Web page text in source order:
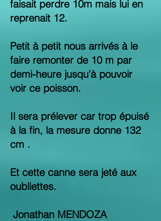
faisait perdre 10m mais lui en
reprenait 12.
Petit à petit nous arrivés à le
faire remonter de 10 m par
demi-heure jusqu'à pouvoir
voir ce poisson.
Il sera prélever car trop épuisé
à la fin, la mesure donne 132
cm .
Et cette canne sera jeté aux
oubliettes.
Jonathan MENDOZA